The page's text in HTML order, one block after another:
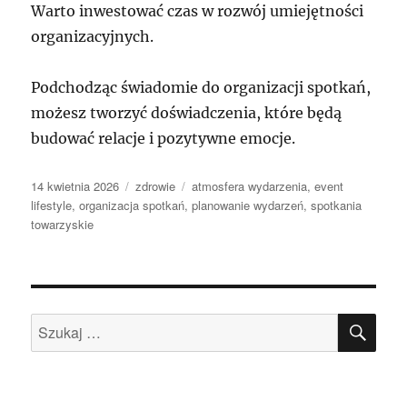
Warto inwestować czas w rozwój umiejętności
organizacyjnych.
Podchodząc świadomie do organizacji spotkań,
możesz tworzyć doświadczenia, które będą
budować relacje i pozytywne emocje.
Data
publikacji
14 kwietnia 2026 Kategorie
zdrowie Tagi
atmosfera wydarzenia,event
lifestyle,organizacja spotkań,planowanie wydarzeń,spotkania
towarzyskie
Szukaj: